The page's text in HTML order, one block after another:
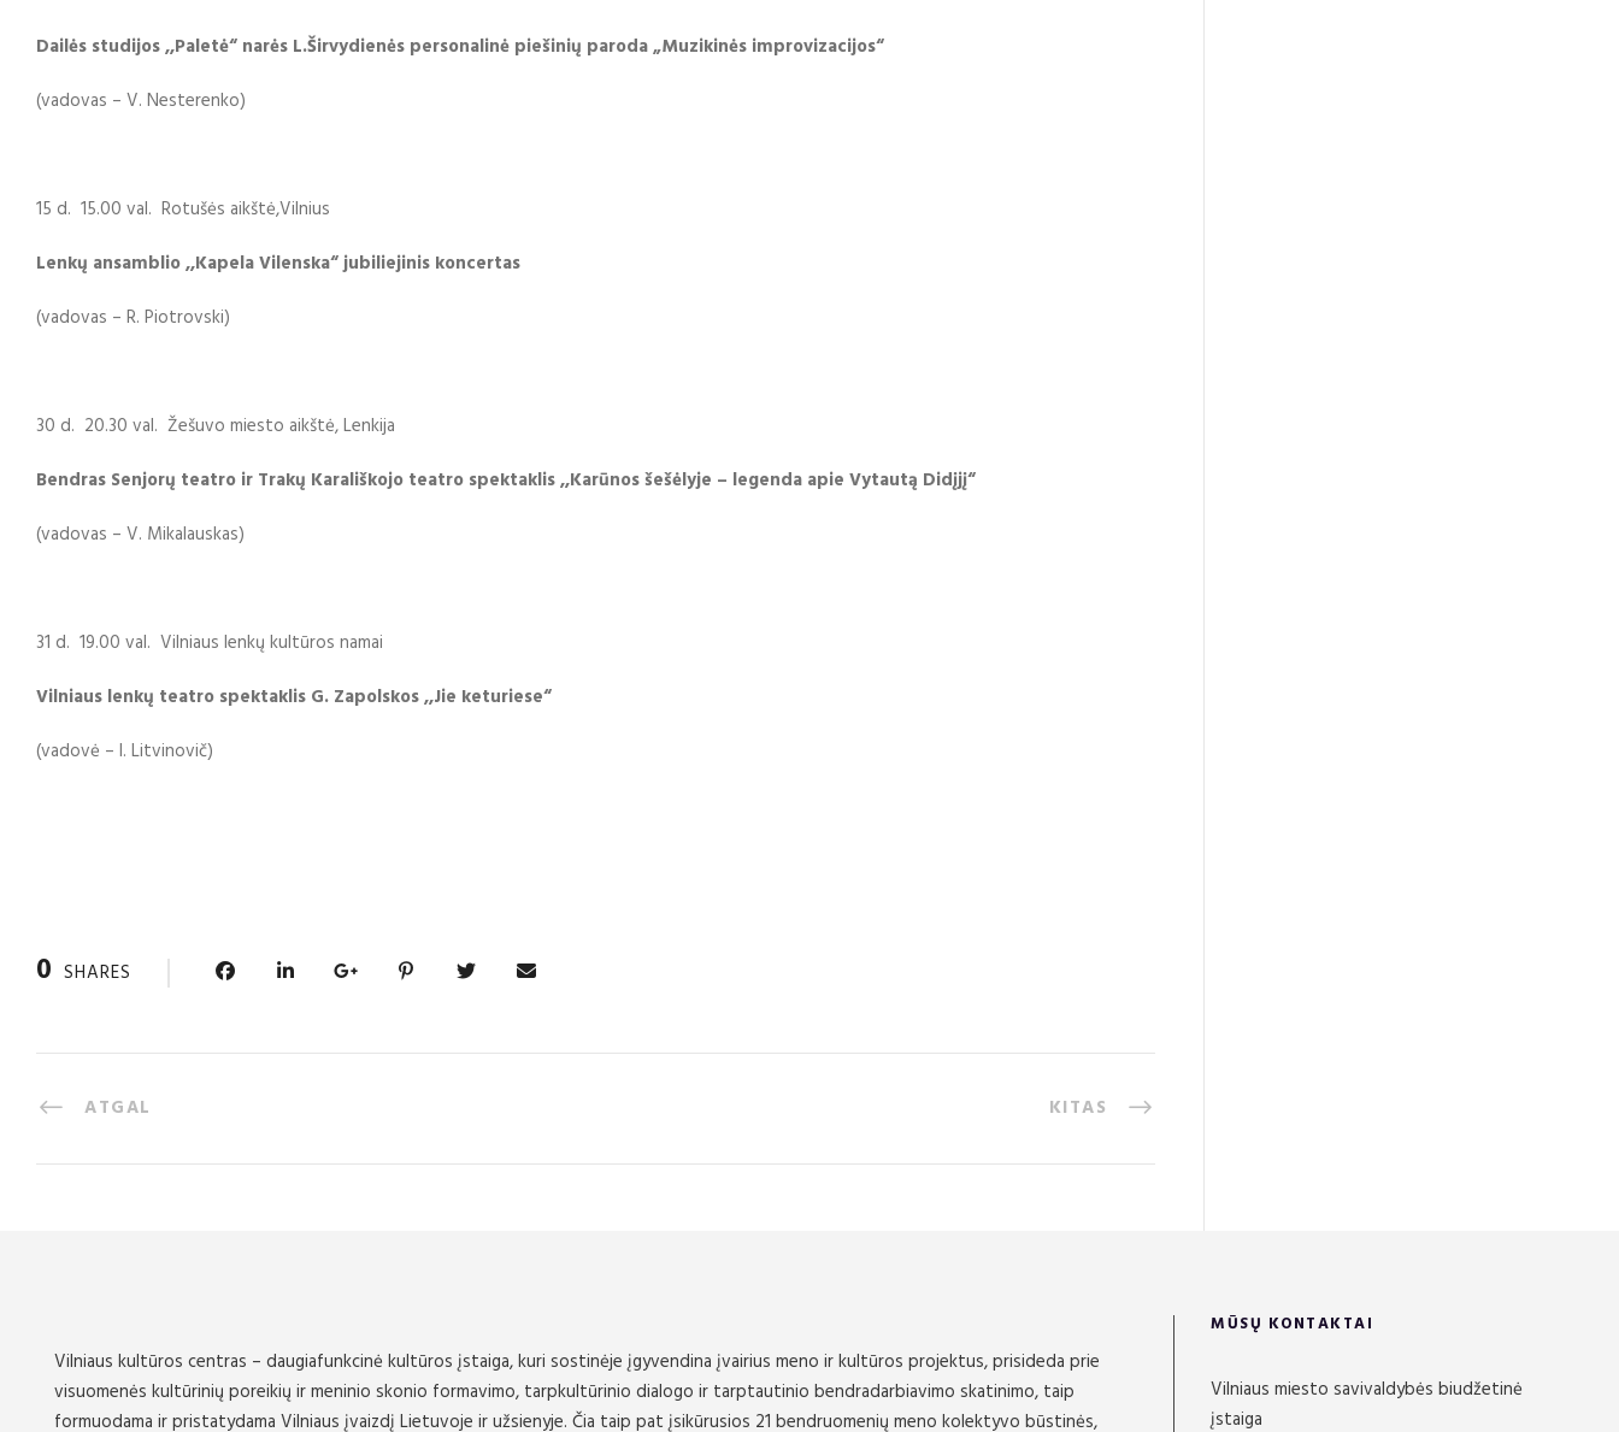
Dailės studijos ,,Paletė“ narės L.Širvydienės personalinė piešinių paroda „Muzikinės improvizacijos“
(vadovas – V. Nesterenko)
15 d. 15.00 val. Rotušės aikštė,Vilnius
Lenkų ansamblio ,,Kapela Vilenska“ jubiliejinis koncertas
(vadovas – R. Piotrovski)
30 d. 20.30 val. Žešuvo miesto aikštė, Lenkija
Bendras Senjorų teatro ir Trakų Karališkojo teatro spektaklis ,,Karūnos šešėlyje – legenda apie Vytautą Didįjį“
(vadovas – V. Mikalauskas)
31 d. 19.00 val. Vilniaus lenkų kultūros namai
Vilniaus lenkų teatro spektaklis G. Zapolskos ,,Jie keturiese“
(vadovė – I. Litvinovič)
0 SHARES
ATGAL KITAS
Vilniaus kultūros centras – daugiafunkcinė kultūros įstaiga, kuri sostinėje įgyvendina įvairius meno ir kultūros projektus, prisideda prie
visuomenės kultūrinių poreikių ir meninio skonio formavimo, tarpkultūrinio dialogo ir tarptautinio bendradarbiavimo skatinimo, taip
formuodama ir pristatydama Vilniaus įvaizdį Lietuvoje ir užsienyje. Čia taip pat įsikūrusios 21 bendruomenių meno kolektyvo būstinės,
MŪSŲ KONTAKTAI
Vilniaus miesto savivaldybės biudžetinė
įstaiga